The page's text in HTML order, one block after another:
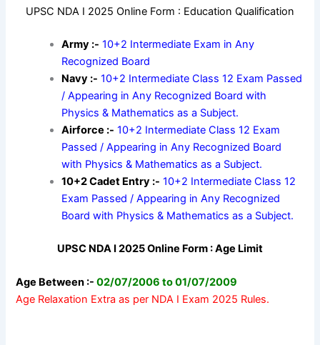
UPSC NDA I 2025 Online Form : Education Qualification
Army :- 10+2 Intermediate Exam in Any
Recognized Board
Navy :- 10+2 Intermediate Class 12 Exam Passed
/ Appearing in Any Recognized Board with
Physics & Mathematics as a Subject.
Airforce :- 10+2 Intermediate Class 12 Exam
Passed / Appearing in Any Recognized Board
with Physics & Mathematics as a Subject.
10+2 Cadet Entry :- 10+2 Intermediate Class 12
Exam Passed / Appearing in Any Recognized
Board with Physics & Mathematics as a Subject.
UPSC NDA I 2025 Online Form : Age Limit
Age Between :- 02/07/2006 to 01/07/2009
Age Relaxation Extra as per NDA I Exam 2025 Rules.